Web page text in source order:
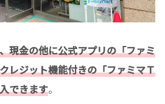
現金の他に公式アプリの「ファミ
レジット機能付きの「ファミマＴ
できます。